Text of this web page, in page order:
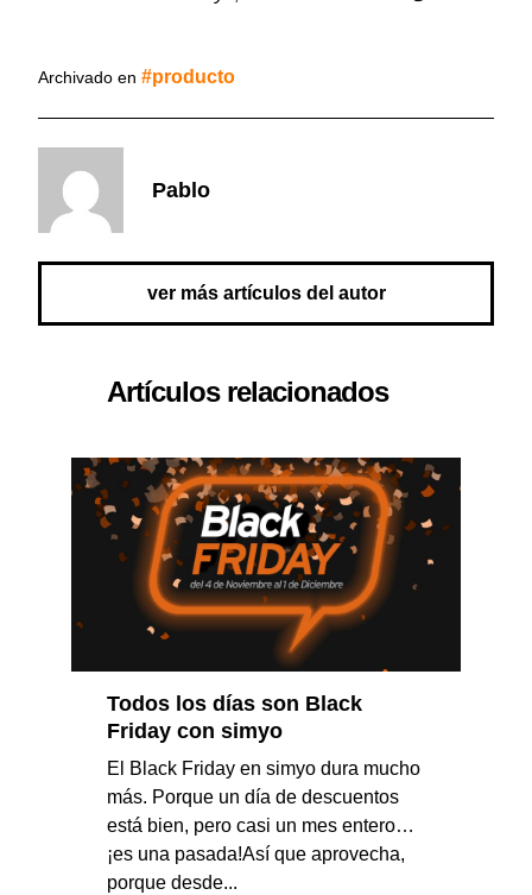
Archivado en producto
Pablo
ver más artículos del autor
Artículos relacionados
Todos los días son Black
Friday con simyo
El Black Friday en simyo dura mucho
más. Porque un día de descuentos
está bien, pero casi un mes entero…
¡es una pasada!Así que aprovecha,
porque desde...